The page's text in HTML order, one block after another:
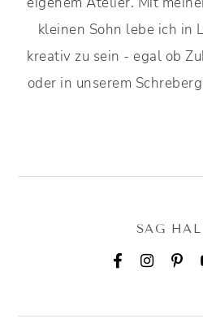
kleinen Sohn lebe ich in
kreativ zu sein - egal ob
oder in unserem
SAG